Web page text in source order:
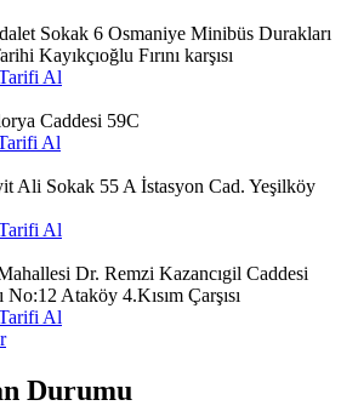
Sokak 6 Osmaniye Minibüs Durakları
Kayıkçıoğlu Fırını karşısı
Al
Caddesi 59C
Al
Ali Sokak 55 A İstasyon Cad. Yeşilköy
Al
Dr. Remzi Kazancıgil Caddesi
No:12 Ataköy 4.Kısım Çarşısı
Al
Durumu